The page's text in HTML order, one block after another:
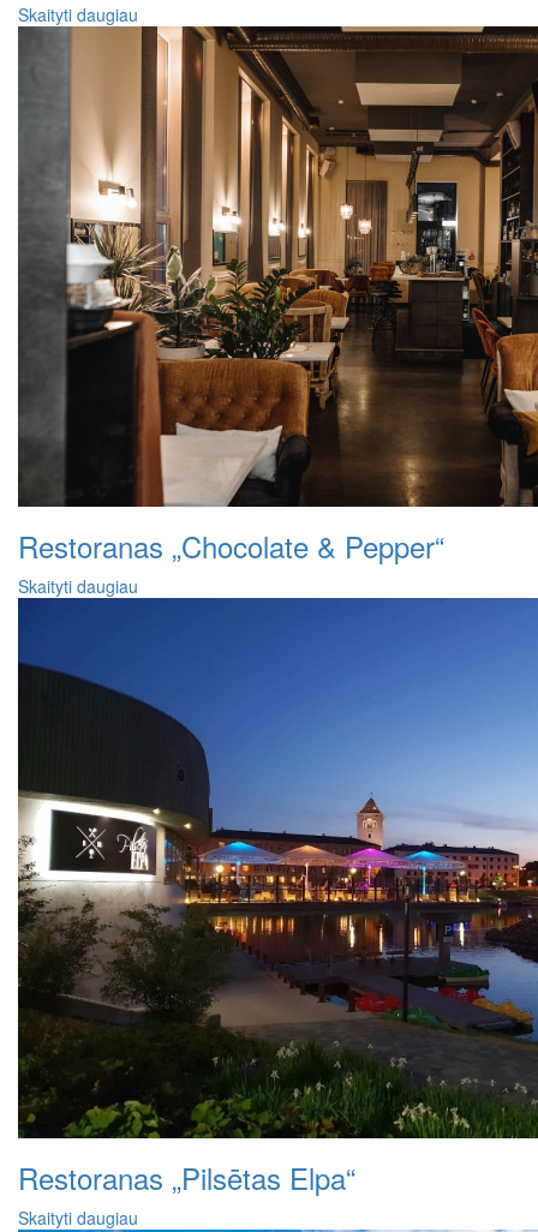
Skaityti daugiau
Restoranas „Chocolate & Pepper“
Skaityti daugiau
Restoranas „Pilsētas Elpa“
Skaityti daugiau